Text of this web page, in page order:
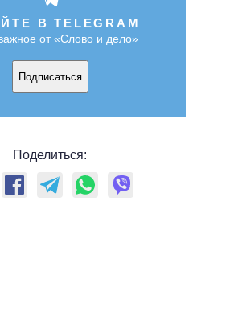
В TELEGRAM
от «Слово и дело»
Подписаться
Поделиться: